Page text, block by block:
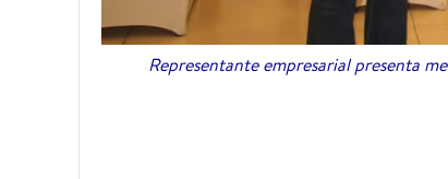
Representante empresarial presenta